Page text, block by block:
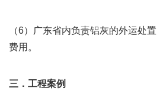
（6）广东省内负责铝灰的外运处
费用。
三．工程案例